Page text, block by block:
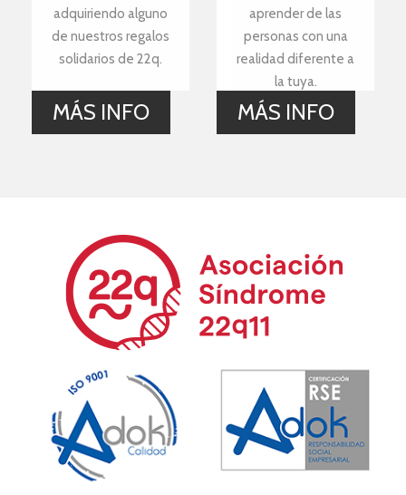
adquiriendo alguno
de nuestros regalos
solidarios de 22q.
MÁS INFO
aprender de las
personas con una
realidad diferente a
la tuya.
MÁS INFO